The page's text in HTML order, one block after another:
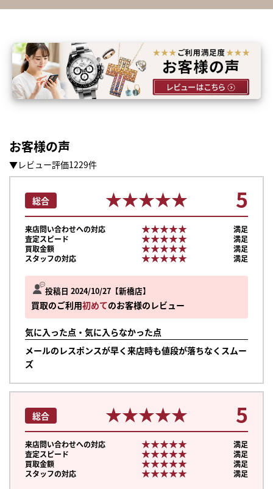
お客様の声
▼レビュー評価1229件
投稿日 2024/10/27 新橋店
買取のご利用初めてのお客様のレビュー
気に入った点・気に入らなかった点
メールのレスポンスが早く来店時も値段が落ちなくスムー
ズ
総合 ★★★★★
★★★★★ 5
来店問い合わせへの対応 ★★★★★
★★★★★
満足
査定スピード
★★★★★
★★★★★
満足
買取金額
★★★★★
★★★★★
満足
スタッフの対応
★★★★★
★★★★★ 満足
総合 ★★★★★
★★★★★ 5
来店問い合わせへの対応 ★★★★★
★★★★★
満足
査定スピード
★★★★★
★★★★★
満足
買取金額
★★★★★
★★★★★
満足
スタッフの対応
★★★★★
★★★★★ 満足
まずは
かんたん30秒でお試し査定